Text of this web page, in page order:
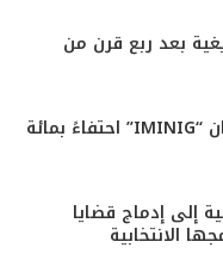
بعد ربع قرن من
أكادير تحتضن الدورة الرابعة لمهرجان “IMINIG” احتفاءً بمائة
إلى إدماج قضايا
الانتخابية